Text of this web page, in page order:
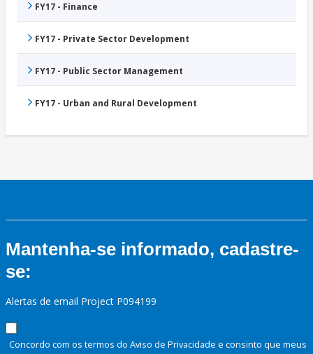
FY17 - Finance
FY17 - Private Sector Development
FY17 - Public Sector Management
FY17 - Urban and Rural Development
Mantenha-se informado, cadastre-
se:
Alertas de email Project P094199
Concordo com os termos do Aviso de Privacidade e consinto que meus